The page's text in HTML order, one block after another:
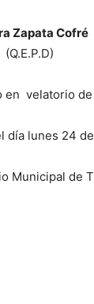
Zapata Cofré
(Q.E.P.D)
velatorio
día lunes 24
Municipal de